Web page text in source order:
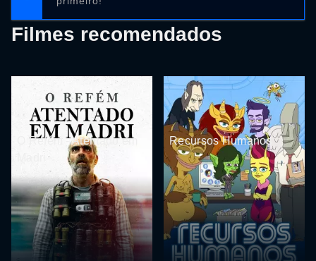
Filmes recomendados
O Refém - Atentado em
Recursos Humanos